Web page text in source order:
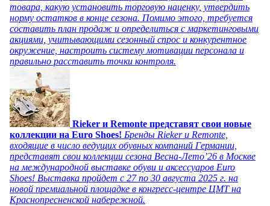
товара, какую установить торговую наценку, утвердить
норму остатков в конце сезона. Помимо этого, требуется
составить план продаж и определиться с маркетинговыми
акциями, учитывающими сезонный спрос и конкурентное
окружение, настроить систему мотивации персонала и
правильно расставить точки контроля.
Rieker и Remonte представят свои новые
коллекции на Euro Shoes! Бренды Rieker и Remonte,
входящие в число ведущих обувных компаний Германии,
представят свои коллекции сезона Весна-Лето’26 в Москве
на международной выставке обуви и аксессуаров Euro
Shoes! Выставка пройдет c 27 по 30 августа 2025 г. на
новой премиальной площадке в конгресс-центре ЦМТ на
Краснопресненской набережной.